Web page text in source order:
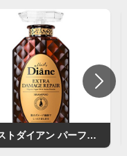
モイストダイアン パーフェクトビューティー エクストラダメージリペア シャンプー